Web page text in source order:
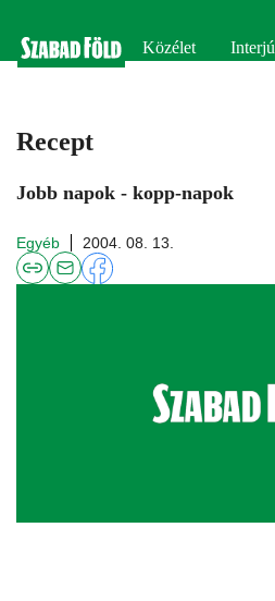
Közélet Interjú
Recept
Jobb napok - kopp-napok
Egyéb 2004. 08. 13.